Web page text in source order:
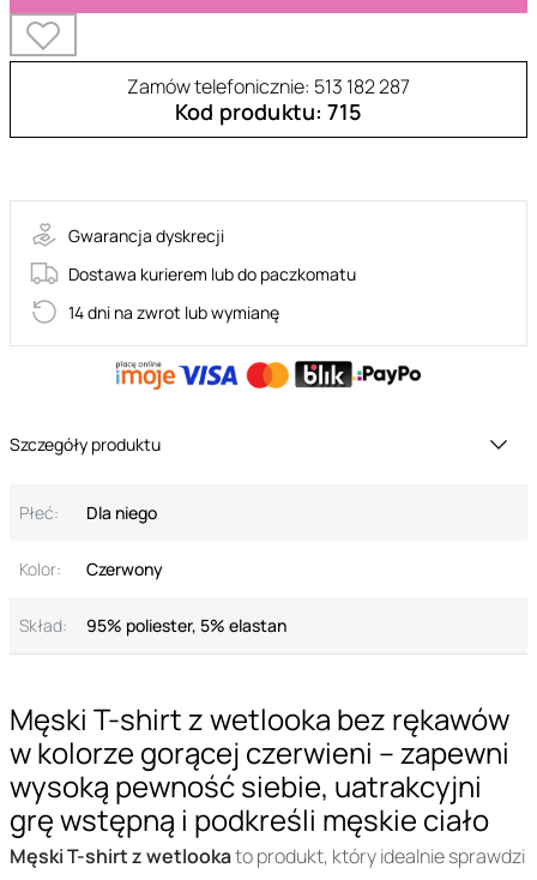
Męski T-shirt z wetlooka bez rękawów
w kolorze gorącej czerwieni – zapewni
wysoką pewność siebie, uatrakcyjni
grę wstępną i podkreśli męskie ciało
Męski T-shirt z wetlookato produkt, który idealnie sprawdzi
Zamów telefonicznie: 513 182 287
Kod produktu: 715
Gwarancja dyskrecji
Dostawa kurierem lub do paczkomatu
14 dni na zwrot lub wymianę
Szczegóły produktu
Płeć: Dla niego
Kolor: Czerwony
Skład: 95% poliester, 5% elastan